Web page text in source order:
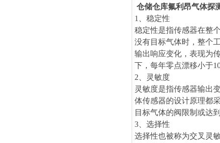
仓储仓库氟利昂气体探
1、稳定性
稳定性是指传感器在整
没有目标气体时，整个
输出响应变化，表现为
下，每年零点漂移小于
2、灵敏度
灵敏度是指传感器输出
体传感器的设计原理都
目标气体的阀限制或达
3、选择性
选择性也被称为交叉灵